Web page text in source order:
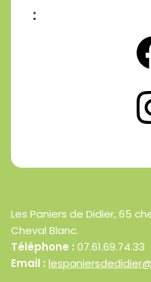
:
Les Paniers de Didier, 65
Cheval Blanc.
Téléphone : 07.61.69.74.33
Email :